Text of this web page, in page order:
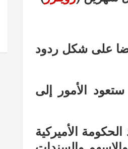
على شكل ردود
الأمور إلى
الأميركية